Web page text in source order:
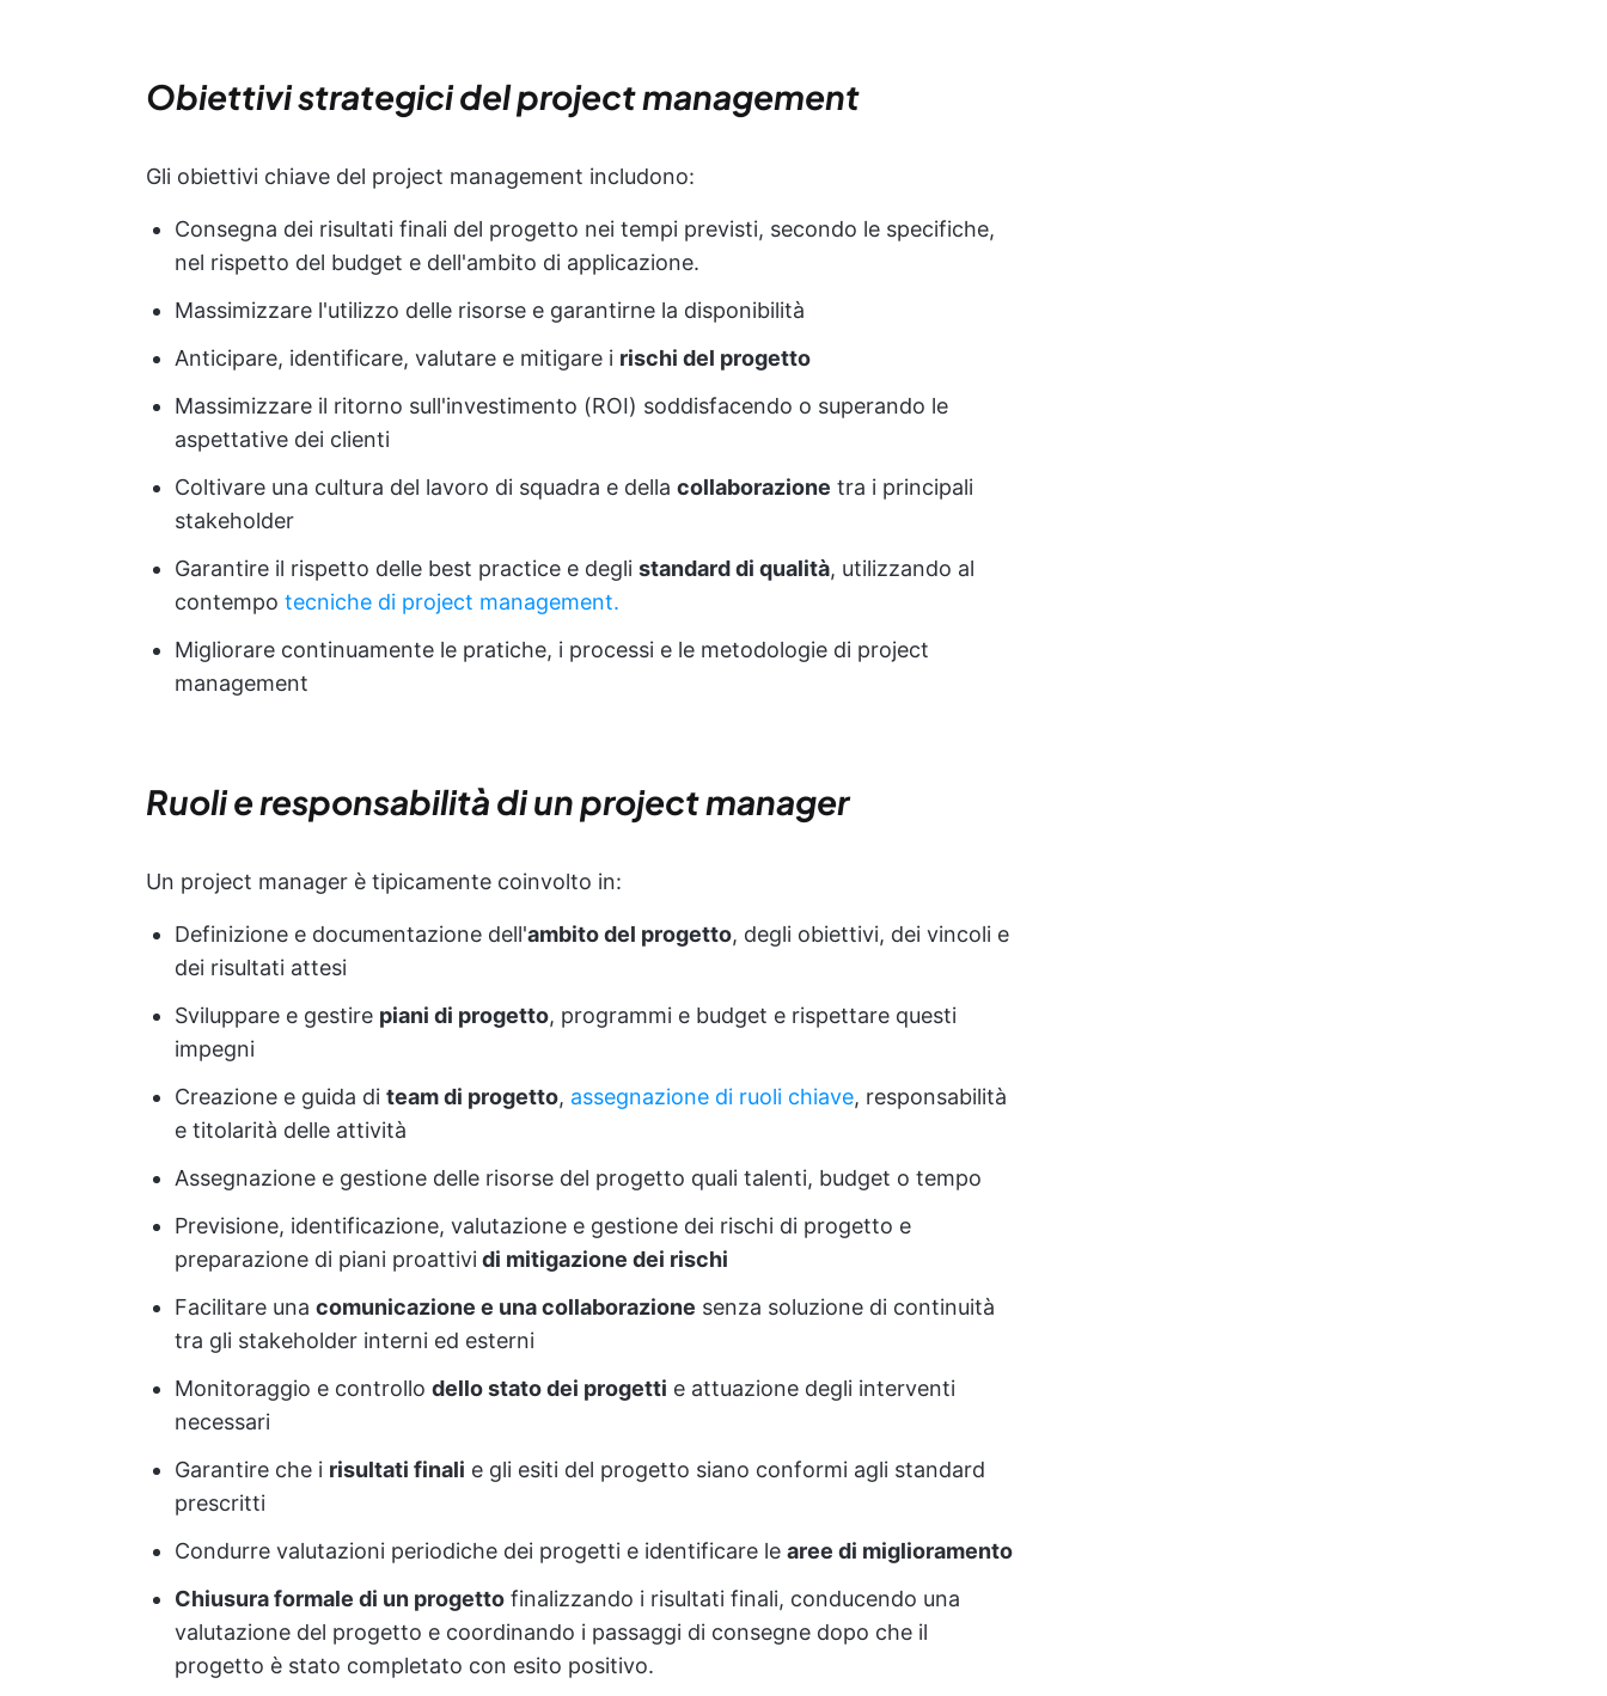
Obiettivi strategici del project management
Gli obiettivi chiave del project management includono:
Consegna dei risultati finali del progetto nei tempi previsti, secondo le specifiche,
nel rispetto del budget e dell'ambito di applicazione.
Massimizzare l'utilizzo delle risorse e garantirne la disponibilità
Anticipare, identificare, valutare e mitigare i rischi del progetto
Massimizzare il ritorno sull'investimento (ROI) soddisfacendo o superando le
aspettative dei clienti
Coltivare una cultura del lavoro di squadra e della collaborazione tra i principali
stakeholder
Garantire il rispetto delle best practice e degli standard di qualità, utilizzando al
contempo tecniche di project management.
Migliorare continuamente le pratiche, i processi e le metodologie di project
management
Ruoli e responsabilità di un project manager
Un project manager è tipicamente coinvolto in:
Definizione e documentazione dell'ambito del progetto, degli obiettivi, dei vincoli e
dei risultati attesi
Sviluppare e gestire piani di progetto, programmi e budget e rispettare questi
impegni
Creazione e guida di team di progetto, assegnazione di ruoli chiave, responsabilità
e titolarità delle attività
Assegnazione e gestione delle risorse del progetto quali talenti, budget o tempo
Previsione, identificazione, valutazione e gestione dei rischi di progetto e
preparazione di piani proattivi di mitigazione dei rischi
Facilitare una comunicazione e una collaborazione senza soluzione di continuità
tra gli stakeholder interni ed esterni
Monitoraggio e controllo dello stato dei progetti e attuazione degli interventi
necessari
Garantire che i risultati finali e gli esiti del progetto siano conformi agli standard
prescritti
Condurre valutazioni periodiche dei progetti e identificare le aree di miglioramento
Chiusura formale di un progetto finalizzando i risultati finali, conducendo una
valutazione del progetto e coordinando i passaggi di consegne dopo che il
progetto è stato completato con esito positivo.